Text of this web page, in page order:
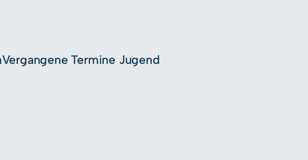
Vergangene Termine Jugend